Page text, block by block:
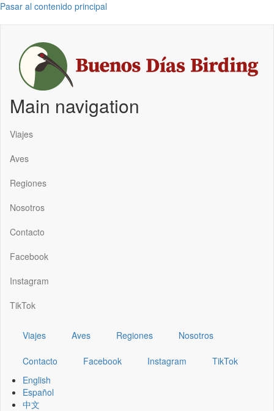
Pasar al contenido principal
Main navigation
Viajes
Aves
Regiones
Nosotros
Contacto
Facebook
Instagram
TikTok
Viajes Aves Regiones Nosotros
Contacto Facebook Instagram
TikTok
English
Español
中文